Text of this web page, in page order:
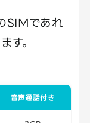
SIMであれ
す。
音声通話付き